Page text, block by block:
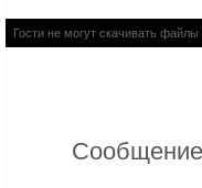
Гости не могут скачивать файлы